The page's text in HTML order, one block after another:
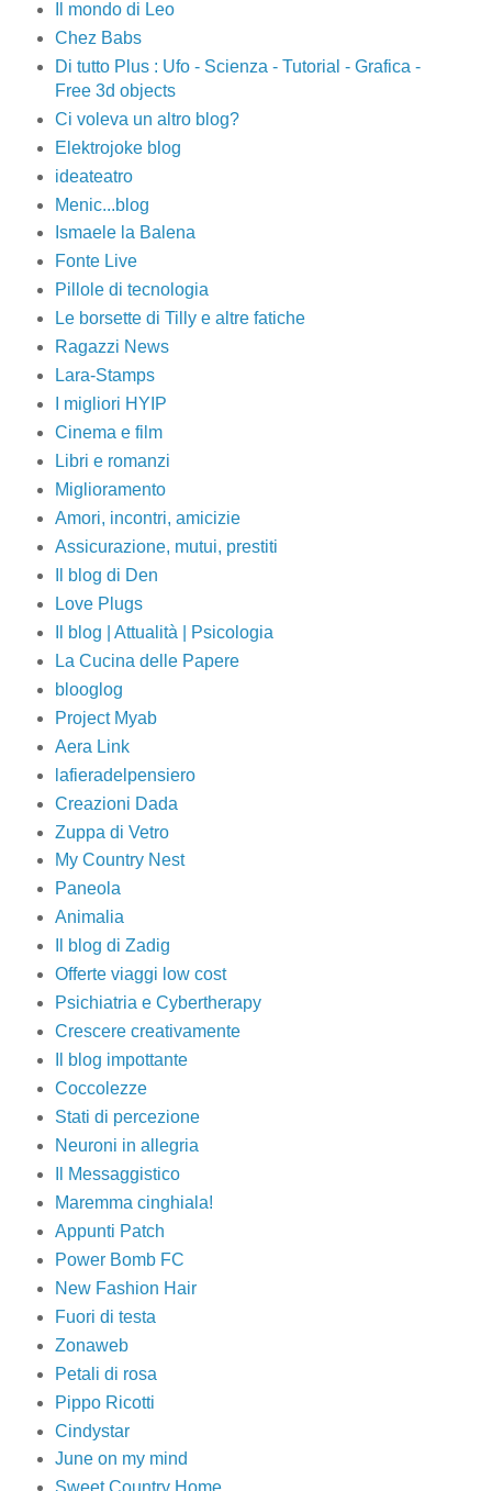
Il mondo di Leo
Chez Babs
Di tutto Plus : Ufo - Scienza - Tutorial - Grafica -
Free 3d objects
Ci voleva un altro blog?
Elektrojoke blog
ideateatro
Menic...blog
Ismaele la Balena
Fonte Live
Pillole di tecnologia
Le borsette di Tilly e altre fatiche
Ragazzi News
Lara-Stamps
I migliori HYIP
Cinema e film
Libri e romanzi
Miglioramento
Amori, incontri, amicizie
Assicurazione, mutui, prestiti
Il blog di Den
Love Plugs
Il blog | Attualità | Psicologia
La Cucina delle Papere
blooglog
Project Myab
Aera Link
lafieradelpensiero
Creazioni Dada
Zuppa di Vetro
My Country Nest
Paneola
Animalia
Il blog di Zadig
Offerte viaggi low cost
Psichiatria e Cybertherapy
Crescere creativamente
Il blog impottante
Coccolezze
Stati di percezione
Neuroni in allegria
Il Messaggistico
Maremma cinghiala!
Appunti Patch
Power Bomb FC
New Fashion Hair
Fuori di testa
Zonaweb
Petali di rosa
Pippo Ricotti
Cindystar
June on my mind